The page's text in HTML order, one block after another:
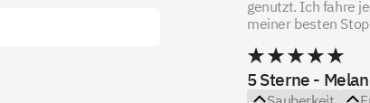
genutzt. Ich fahre
meiner besten
5 Sterne -